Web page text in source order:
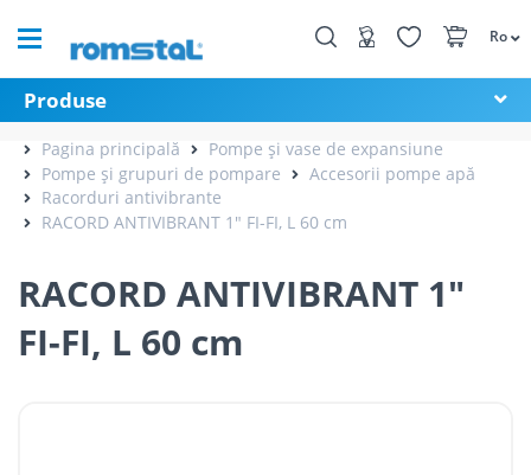
Ro
Produse
Pagina principală
Pompe și vase de expansiune
Pompe și grupuri de pompare
Accesorii pompe apă
Racorduri antivibrante
RACORD ANTIVIBRANT 1" FI-FI, L 60 cm
RACORD ANTIVIBRANT 1"
FI-FI, L 60 cm